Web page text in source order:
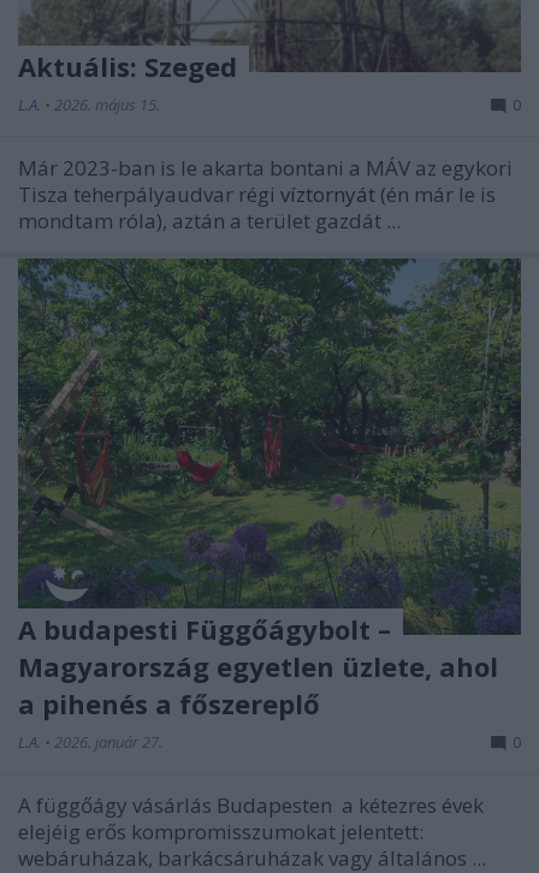
Aktuális: Szeged
L.A. • 2026. május 15. 0
Már 2023-ban is le akarta bontani a MÁV az egykori
Tisza teherpályaudvar régi víztornyát (én már le is
mondtam róla), aztán a terület gazdát ...
A budapesti Függőágybolt –
Magyarország egyetlen üzlete, ahol
a pihenés a főszereplő
L.A. • 2026. január 27. 0
Afüggőágy vásárlás Budapesten a kétezres évek
elejéig erős kompromisszumokat jelentett:
webáruházak, barkácsáruházak vagy általános ...